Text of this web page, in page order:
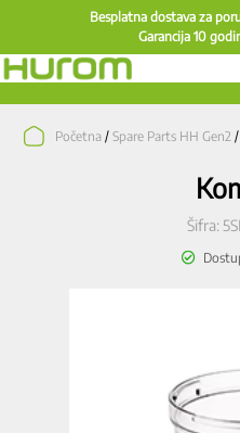
Besplatna dostava za
Garancija 10
Početna /Spare Parts HH Gen2
Šifra: